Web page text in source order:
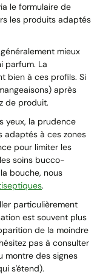
le formulaire de
les produits adaptés
mieux
parfum. La
bien à ces profils. Si
après
de produit.
yeux, la prudence
adaptés à ces zones
pour limiter les
soins bucco-
bouche, nous
.
particulièrement
est souvent plus
de la moindre
pas à consulter
montre des signes
s'étend).